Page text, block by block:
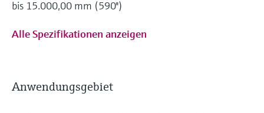
bis 15.000,00 mm (590'')
Alle Spezifikationen anzeigen
Anwendungsgebiet